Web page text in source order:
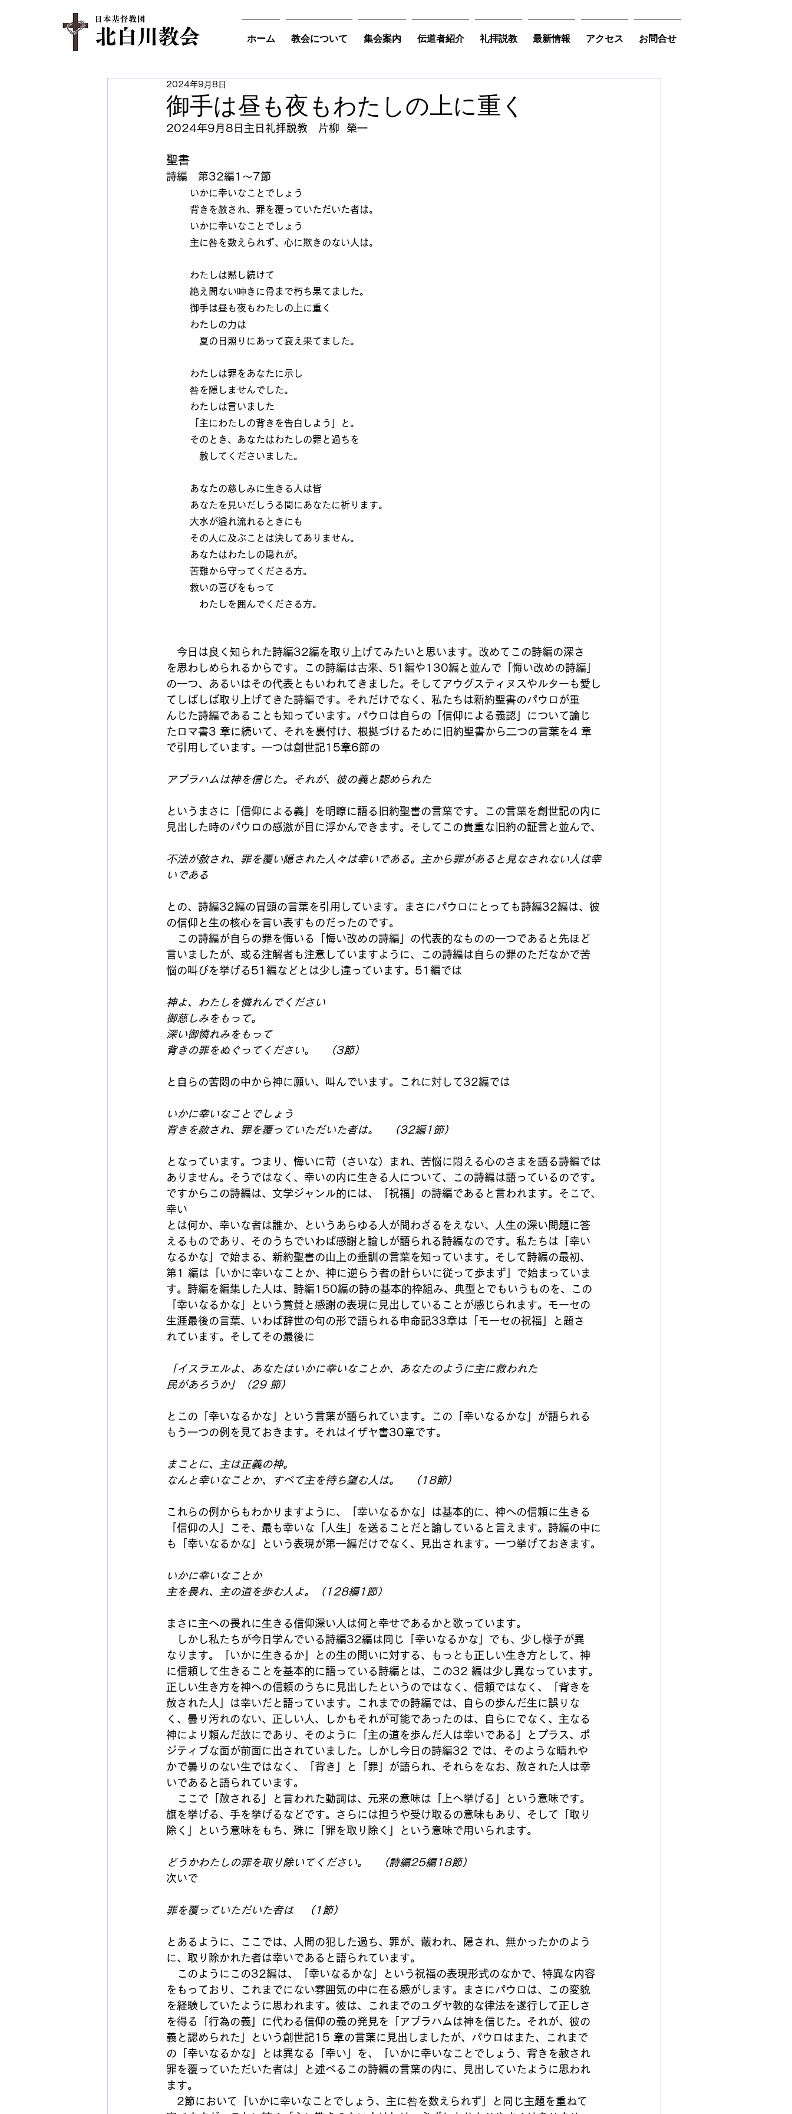
御手は昼も夜もわたしの上に重く
2024年9月8日
2024年9月8日主日礼拝説教 片柳  榮一
聖書
詩編　第32編1～7節
いかに幸いなことでしょう
背きを赦され、罪を覆っていただいた者は。
いかに幸いなことでしょう
主に咎を数えられず、心に欺きのない人は。
わたしは黙し続けて
絶え間ない呻きに骨まで朽ち果てました。
御手は昼も夜もわたしの上に重く
わたしの力は
夏の日照りにあって衰え果てました。
わたしは罪をあなたに示し
咎を隠しませんでした。
わたしは言いました
「主にわたしの背きを告白しよう」と。
そのとき、あなたはわたしの罪と過ちを
赦してくださいました。
あなたの慈しみに生きる人は皆
あなたを見いだしうる間にあなたに祈ります。
大水が溢れ流れるときにも
その人に及ぶことは決してありません。
あなたはわたしの隠れが。
苦難から守ってくださる方。
救いの喜びをもって
わたしを囲んでくださる方。
今日は良く知られた詩編32編を取り上げてみたいと思います。改めてこの詩編の深さ
を思わしめられるからです。この詩編は古来、51編や130編と並んで「悔い改めの詩編」
の一つ、あるいはその代表ともいわれてきました。そしてアウグスティヌスやルターも愛し
てしばしば取り上げてきた詩編です。それだけでなく、私たちは新約聖書のパウロが重
んじた詩編であることも知っています。パウロは自らの「信仰による義認」について論じ
たロマ書3 章に続いて、それを裏付け、根拠づけるために旧約聖書から二つの言葉を4 章
で引用しています。一つは創世記15章6節の
アブラハムは神を信じた。それが、彼の義と認められた
というまさに「信仰による義」を明瞭に語る旧約聖書の言葉です。この言葉を創世記の内に
見出した時のパウロの感激が目に浮かんできます。そしてこの貴重な旧約の証言と並んで、
不法が赦され、罪を覆い隠された人々は幸いである。主から罪があると見なされない人は幸
いである
との、詩編32編の冒頭の言葉を引用しています。まさにパウロにとっても詩編32編は、彼
の信仰と生の核心を言い表すものだったのです。
この詩編が自らの罪を悔いる「悔い改めの詩編」の代表的なものの一つであると先ほど
言いましたが、或る注解者も注意していますように、この詩編は自らの罪のただなかで苦
悩の叫びを挙げる51編などとは少し違っています。51編では
神よ、わたしを憐れんでください
御慈しみをもって。
深い御憐れみをもって
背きの罪をぬぐってください。　（3節）
と自らの苦悶の中から神に願い、叫んでいます。これに対して32編では
いかに幸いなことでしょう
背きを赦され、罪を覆っていただいた者は。　（32編1節）
となっています。つまり、悔いに苛（さいな）まれ、苦悩に悶える心のさまを語る詩編では
ありません。そうではなく、幸いの内に生きる人について、この詩編は語っているのです。
ですからこの詩編は、文学ジャンル的には、「祝福」の詩編であると言われます。そこで、
幸い
とは何か、幸いな者は誰か、というあらゆる人が問わざるをえない、人生の深い問題に答
えるものであり、そのうちでいわば感謝と諭しが語られる詩編なのです。私たちは「幸い
なるかな」で始まる、新約聖書の山上の垂訓の言葉を知っています。そして詩編の最初、
第1 編は「いかに幸いなことか、神に逆らう者の計らいに従って歩まず」で始まっていま
す。詩編を編集した人は、詩編150編の詩の基本的枠組み、典型とでもいうものを、この
「幸いなるかな」という賞賛と感謝の表現に見出していることが感じられます。モーセの
生涯最後の言葉、いわば辞世の句の形で語られる申命記33章は「モーセの祝福」と題さ
れています。そしてその最後に
「イスラエルよ、あなたはいかに幸いなことか、あなたのように主に救われた
民があろうか」（29 節）
とこの「幸いなるかな」という言葉が語られています。この「幸いなるかな」が語られる
もう一つの例を見ておきます。それはイザヤ書30章です。
まことに、主は正義の神。
なんと幸いなことか、すべて主を待ち望む人は。　（18節）
これらの例からもわかりますように、「幸いなるかな」は基本的に、神への信頼に生きる
「信仰の人」こそ、最も幸いな「人生」を送ることだと諭していると言えます。詩編の中に
も「幸いなるかな」という表現が第一編だけでなく、見出されます。一つ挙げておきます。
いかに幸いなことか
主を畏れ、主の道を歩む人よ。（128編1節）
まさに主への畏れに生きる信仰深い人は何と幸せであるかと歌っています。
しかし私たちが今日学んでいる詩編32編は同じ「幸いなるかな」でも、少し様子が異
なります。「いかに生きるか」との生の問いに対する、もっとも正しい生き方として、神
に信頼して生きることを基本的に語っている詩編とは、この32 編は少し異なっています。
正しい生き方を神への信頼のうちに見出したというのではなく、信頼ではなく、「背きを
赦された人」は幸いだと語っています。これまでの詩編では、自らの歩んだ生に誤りな
く、曇り汚れのない、正しい人、しかもそれが可能であったのは、自らにでなく、主なる
神により頼んだ故にであり、そのように「主の道を歩んだ人は幸いである」とプラス、ポ
ジティブな面が前面に出されていました。しかし今日の詩編32 では、そのような晴れや
かで曇りのない生ではなく、「背き」と「罪」が語られ、それらをなお、赦された人は幸
いであると語られています。
ここで「赦される」と言われた動詞は、元来の意味は「上へ挙げる」という意味です。
旗を挙げる、手を挙げるなどです。さらには担うや受け取るの意味もあり、そして「取り
除く」という意味をもち、殊に「罪を取り除く」という意味で用いられます。
どうかわたしの罪を取り除いてください。　（詩編25編18節）
次いで
罪を覆っていただいた者は　（1節）
とあるように、ここでは、人間の犯した過ち、罪が、蔽われ、隠され、無かったかのよう
に、取り除かれた者は幸いであると語られています。
このようにこの32編は、「幸いなるかな」という祝福の表現形式のなかで、特異な内容
をもっており、これまでにない雰囲気の中に在る感がします。まさにパウロは、この変貌
を経験していたように思われます。彼は、これまでのユダヤ教的な律法を遂行して正しさ
を得る「行為の義」に代わる信仰の義の発見を「アブラハムは神を信じた。それが、彼の
義と認められた」という創世記15 章の言葉に見出しましたが、パウロはまた、これまで
の「幸いなるかな」とは異なる「幸い」を、「いかに幸いなことでしょう、背きを赦され
罪を覆っていただいた者は」と述べるこの詩編の言葉の内に、見出していたように思われ
ます。
2節において「いかに幸いなことでしょう、主に咎を数えられず」と同じ主題を重ねて
ホーム 教会について 集会案内 伝道者紹介 礼拝説教 最新情報 アクセス お問合せ